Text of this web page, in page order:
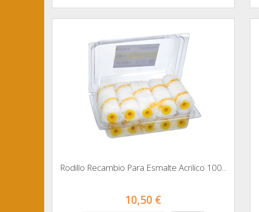
Rodillo Recambio Para Esmalte Acrilico 100...
10,50 €